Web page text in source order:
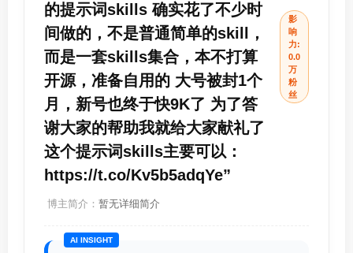
的提示词skills 确实花了不少时
间做的，不是普通简单的skill，
而是一套skills集合，本不打算
开源，准备自用的 大号被封1个
月，新号也终于快9K了 为了答
谢大家的帮助我就给大家献礼了
这个提示词skills主要可以：
https://t.co/Kv5b5adqYe”
影
响
力:
0.0
万
粉
丝
博主简介： 暂无详细简介
AI INSIGHT